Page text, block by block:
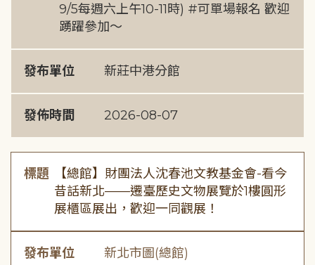
9/5每週六上午10-11時) #可單場報名 歡迎
踴躍參加～
發布單位 新莊中港分館
發佈時間 2026-08-07
標題
【總館】財團法人沈春池文教基金會-看今
昔話新北——遷臺歷史文物展覽於1樓圓形
展櫃區展出，歡迎一同觀展！
發布單位 新北市圖(總館)